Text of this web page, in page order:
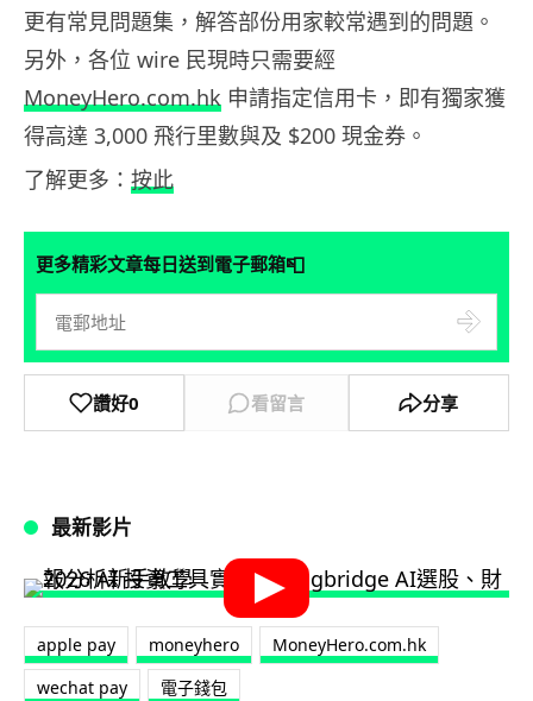
更有常見問題集，解答部份用家較常遇到的問題。
另外，各位 wire 民現時只需要經
MoneyHero.com.hk 申請指定信用卡，即有獨家獲
得高達 3,000 飛行里數與及 $200 現金券。
了解更多： 按此
更多精彩文章每日送到電子郵箱📮
讚好0 看留言 分享
最新影片
apple pay moneyhero
MoneyHero.com.hk
wechat pay
電子錢包